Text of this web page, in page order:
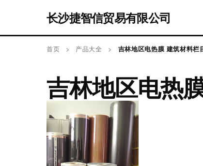
长沙捷智信贸易有限公司
首页 > 产品大全 > 吉林地区电热膜 建筑材料栏
吉林地区电热